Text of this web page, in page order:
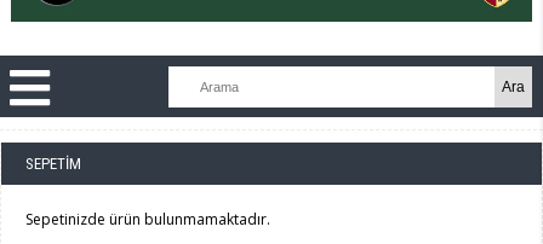
SEPETIM
Sepetinizde ürün bulunmamaktadır.